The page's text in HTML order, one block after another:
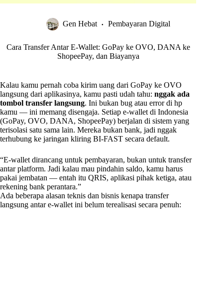
Gen Hebat Pembayaran Digital
Cara Transfer Antar E-Wallet: GoPay ke OVO, DANA ke
ShopeePay, dan Biayanya
Kalau kamu pernah coba kirim uang dari GoPay ke OVO
langsung dari aplikasinya, kamu pasti udah tahu: nggak ada
tombol transfer langsung. Ini bukan bug atau error di hp
kamu — ini memang disengaja. Setiap e-wallet di Indonesia
(GoPay, OVO, DANA, ShopeePay) berjalan di sistem yang
terisolasi satu sama lain. Mereka bukan bank, jadi nggak
terhubung ke jaringan kliring BI-FAST secara default.
“E-wallet dirancang untuk pembayaran, bukan untuk transfer
antar platform. Jadi kalau mau pindahin saldo, kamu harus
pakai jembatan — entah itu QRIS, aplikasi pihak ketiga, atau
rekening bank perantara.”
Ada beberapa alasan teknis dan bisnis kenapa transfer
langsung antar e-wallet ini belum terealisasi secara penuh: